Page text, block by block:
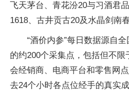
飞天茅台、青花汾20与习酒君
1618、古井贡古20及水晶剑南
“酒价内参”每日数据源自
的约200个采集点，包括但不
会经销商、电商平台和零售网
去24个小时各点位经手的真实